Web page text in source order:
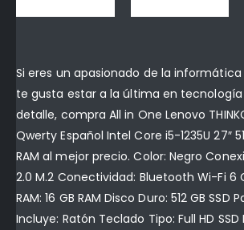
Si eres un apasionado de la
te gusta estar a la última en
detalle, compra All in One Lenovo
Qwerty Español Intel Core i5-1235U 27″
RAM al mejor precio. Color: Negro
2.0 M.2 Conectividad: Bluetooth Wi-Fi 6
RAM: 16 GB RAM Disco Duro: 512 GB SSD
Incluye: Ratón Teclado Tipo: Full HD SSD